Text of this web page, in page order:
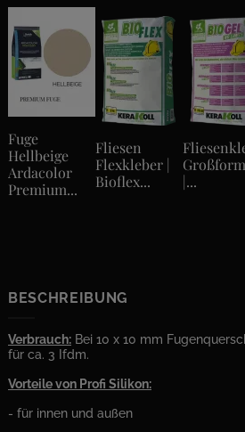
Fuge
Hellbeige
Ardacolor
Premium...
Fliesen
Flexkleber |
Bioflex...
|...
BESCHREIBUNG
Verbrauch: Bei 10 x 10 mm
für ca. 3 Ifdm.
Vorteile von Profi Silikon:
- für innen und außen